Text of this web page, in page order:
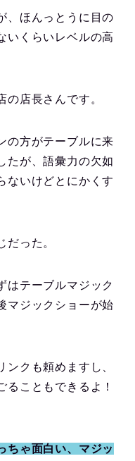
、ほんっとうに目の
いくらいレベルの高
の店長さんです。
の方がテーブルに来
たが、語彙力の欠如
ないけどとにかくす
だった。
はテーブルマジック
マジックショーが始
クも頼めますし、
ることもできるよ！
ちゃ面白い、マジッ